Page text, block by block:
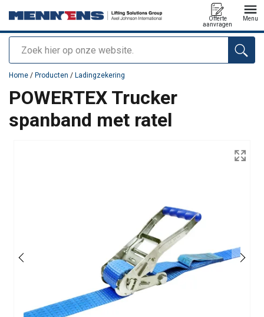
Zoeken
Offerte
aanvragen
Menu
toegevoegd aan uw offerte
Home / Producten / Ladingzekering
POWERTEX Trucker
spanband met ratel